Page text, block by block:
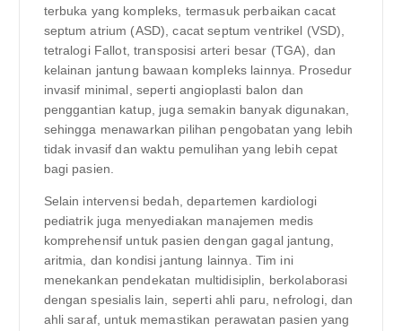
terbuka yang kompleks, termasuk perbaikan cacat
septum atrium (ASD), cacat septum ventrikel (VSD),
tetralogi Fallot, transposisi arteri besar (TGA), dan
kelainan jantung bawaan kompleks lainnya. Prosedur
invasif minimal, seperti angioplasti balon dan
penggantian katup, juga semakin banyak digunakan,
sehingga menawarkan pilihan pengobatan yang lebih
tidak invasif dan waktu pemulihan yang lebih cepat
bagi pasien.
Selain intervensi bedah, departemen kardiologi
pediatrik juga menyediakan manajemen medis
komprehensif untuk pasien dengan gagal jantung,
aritmia, dan kondisi jantung lainnya. Tim ini
menekankan pendekatan multidisiplin, berkolaborasi
dengan spesialis lain, seperti ahli paru, nefrologi, dan
ahli saraf, untuk memastikan perawatan pasien yang